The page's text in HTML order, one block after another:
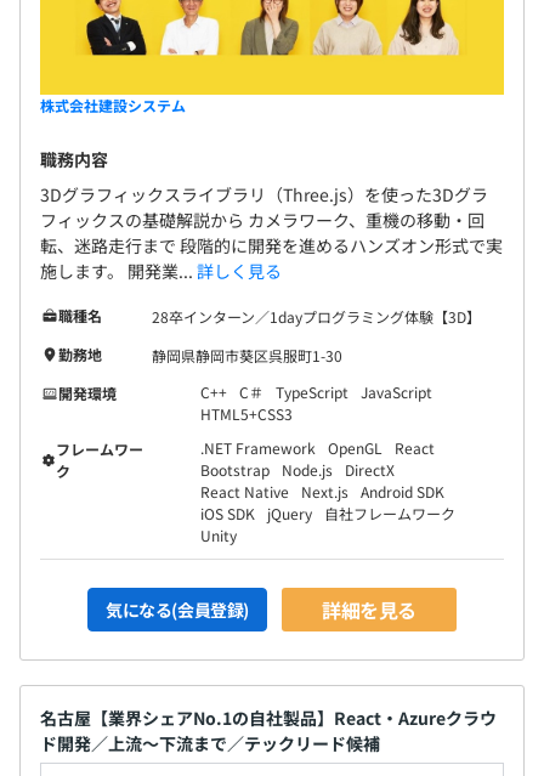
半期ごとに従事した各プロジェクトの実績と半期に設定し
合わせて人材役割とスキル向上を評価していきます。
エンジニアはマネジメントとスペシャリストのキャリアが
あります。
エンジニア約140名で構成されています。
平均5名～10名で開発をおこなっております。
1プロジェクトの単位期間はおよそ3カ月です。
株式会社建設システム
職務内容
3Dグラフィックスライブラリ（Three.js）を使った3Dグラ
フィックスの基礎解説から カメラワーク、重機の移動・回
転、迷路走行まで 段階的に開発を進めるハンズオン形式で実
施します。 開発業... 詳しく見る
職種名
28卒インターン／1dayプログラミング体験【3D】
勤務地
静岡県静岡市葵区呉服町1-30
開発環境
C++ C＃ TypeScript
JavaScript
HTML5+CSS3
フレームワー
ク
.NET Framework OpenGL
React
Bootstrap
Node.js
DirectX
React Native
Next.js Android SDK
iOS SDK
jQuery
自社フレームワーク
Unity
気になる(会員登録) 詳細を見る
名古屋【業界シェアNo.1の自社製品】React・Azureクラウ
ド開発／上流～下流まで／テックリード候補